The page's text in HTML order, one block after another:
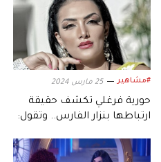
#مشاهير 25 مارس 2024
حورية فرغلي تكشف حقيقة
ارتباطها بنزار الفارس.. وتقول: